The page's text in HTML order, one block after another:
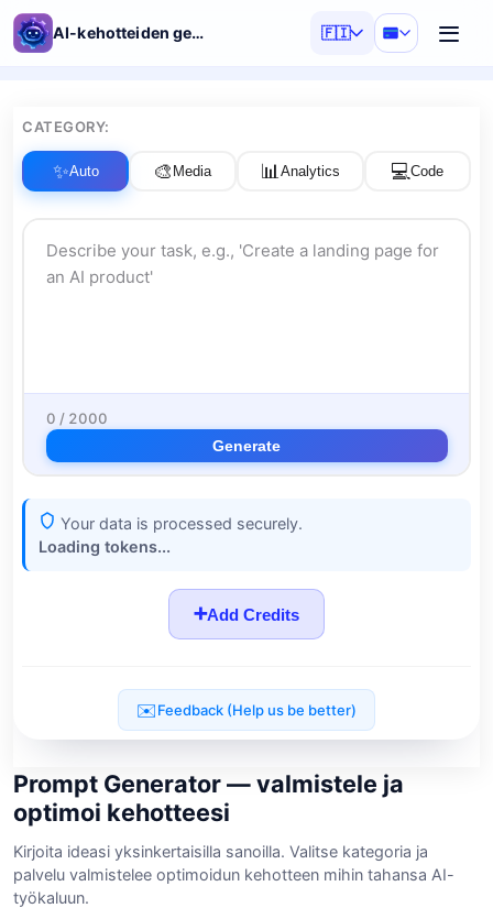
AI-kehotteiden generaattori 🇫🇮
Prompt Generator — valmistele ja
optimoi kehotteesi
Kirjoita ideasi yksinkertaisilla sanoilla. Valitse kategoria ja
palvelu valmistelee optimoidun kehotteen mihin tahansa AI-
työkaluun.